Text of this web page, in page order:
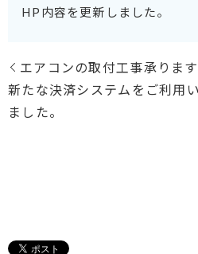
HP内容を更新しました。
エアコンの取付工事承ります
新たな決済システムをご利用
ました。